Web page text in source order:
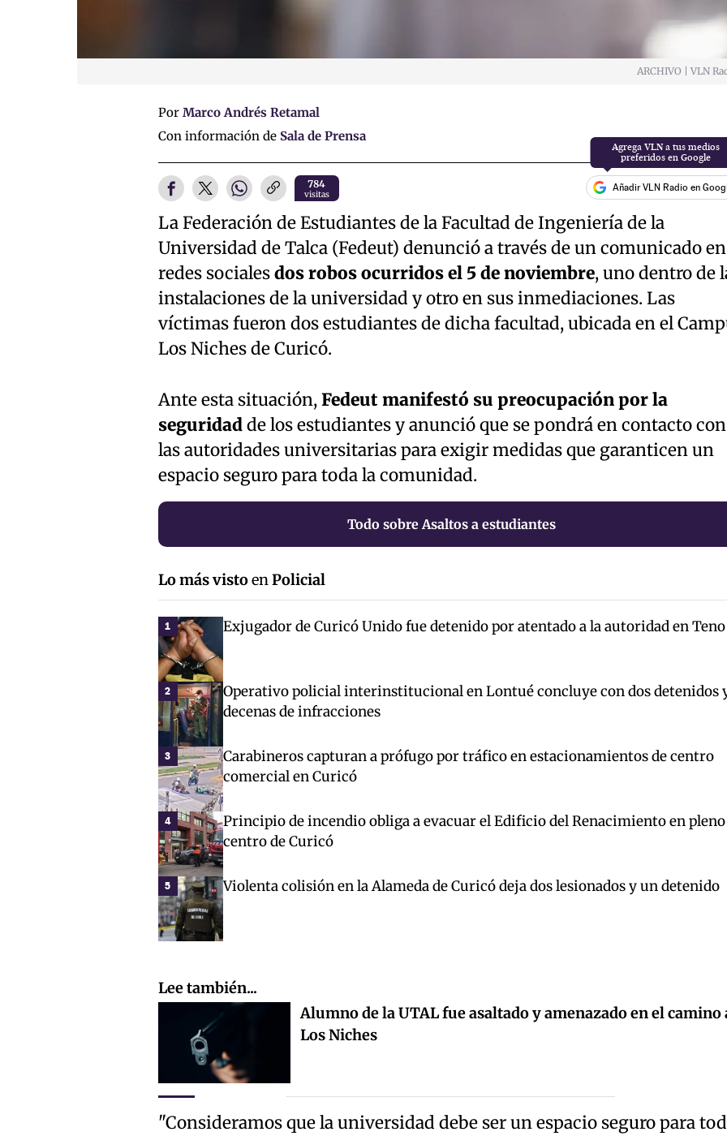
ARCHIVO | VLN
Por Marco Andrés Retamal
Con información de Sala de Prensa
784
visitas
Añadir VLN Radio en
La Federación de Estudiantes de la Facultad de Ingeniería de la
Universidad de Talca (Fedeut) denunció a través de un comunicado en
redes socialesdos robos ocurridos el 5 de noviembre, uno dentro de
instalaciones de la universidad y otro en sus inmediaciones. Las
víctimas fueron dos estudiantes de dicha facultad, ubicada en el
Los Niches de Curicó.
Ante esta situación,Fedeut manifestó su preocupación por la
seguridadde los estudiantes y anunció que se pondrá en contacto con
las autoridades universitarias para exigir medidas que garanticen un
espacio seguro para toda la comunidad.
Todo sobre Asaltos a estudiantes
Lo más vistoenPolicial
1 Exjugador de Curicó Unido fue detenido por atentado a la autoridad en Teno
2
Operativo policial interinstitucional en Lontué concluye con dos detenidos
decenas de infracciones
3
Carabineros capturan a prófugo por tráfico en estacionamientos de centro
comercial en Curicó
4
Principio de incendio obliga a evacuar el Edificio del Renacimiento en pleno
centro de Curicó
5 Violenta colisión en la Alameda de Curicó deja dos lesionados y un detenido
Lee también...
Alumno de la UTAL fue asaltado y amenazado en el camino
Los Niches
"Consideramos que la universidad debe ser un espacio seguro para